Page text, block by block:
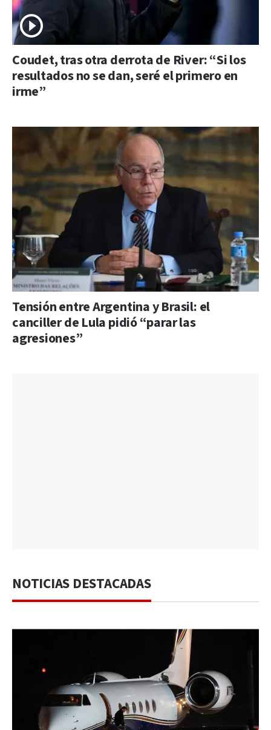
Coudet, tras otra derrota de River: “Si los
resultados no se dan, seré el primero en
irme”
Tensión entre Argentina y Brasil: el
canciller de Lula pidió “parar las
agresiones”
NOTICIAS DESTACADAS